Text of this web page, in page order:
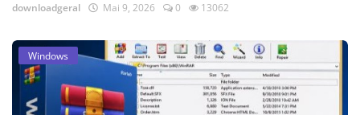
downloadgeral Mai 9, 2026 0 13062
Windows